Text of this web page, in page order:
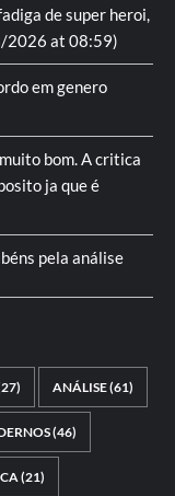
de super heroi,
2026 at 08:59)
em genero
bom. A critica
ja que é
pela análise
ANÁLISE(61)
(46)
(21)